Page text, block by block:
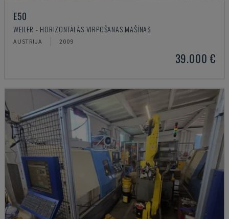
E50
WEILER - HORIZONTĀLĀS VIRPOŠANAS MAŠĪNAS
AUSTRIJA 2009
39.000 €